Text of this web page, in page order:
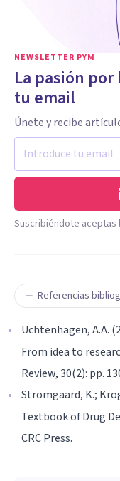
NEWSLETTER PYM
La pasión
tu email
Únete y recibe
Suscribiéndote aceptas
Referencias
Uchtenhagen, A.A.
From idea to
Review, 30(2): pp.
Stromgaard, K.;
Textbook of Drug
CRC Press.